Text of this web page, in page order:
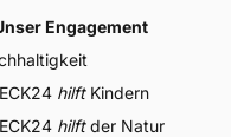
Engagement
hilftKindern
hilftder Natur